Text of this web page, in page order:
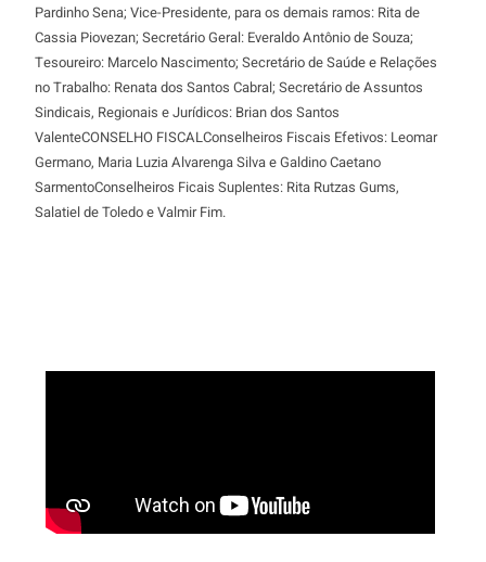
Pardinho Sena; Vice-Presidente, para os demais ramos: Rita de
Cassia Piovezan; Secretário Geral: Everaldo Antônio de Souza;
Tesoureiro: Marcelo Nascimento; Secretário de Saúde e Relações
no Trabalho: Renata dos Santos Cabral; Secretário de Assuntos
Sindicais, Regionais e Jurídicos: Brian dos Santos
ValenteCONSELHO FISCALConselheiros Fiscais Efetivos: Leomar
Germano, Maria Luzia Alvarenga Silva e Galdino Caetano
SarmentoConselheiros Ficais Suplentes: Rita Rutzas Gums,
Salatiel de Toledo e Valmir Fim.